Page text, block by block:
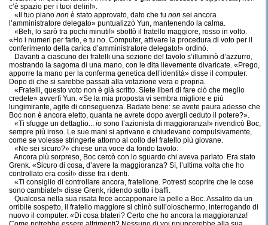
c’è spazio per i tuoi deliri!».
«Il tuo piano non è stato approvato, dato che tu non sei ancora
l’amministratore delegato» puntualizzò Yun, mantenendo la calma.
«Beh, lo sarò tra pochi minuti!» sbottò il fratello maggiore, rosso in volto.
«Ho i numeri per farlo, e tu no. Computer, attivare la procedura di voto per il
conferimento della carica d’amministratore delegato!» ordinò.
Davanti a ciascuno dei fratelli una sezione del tavolo s’illuminò d’azzurro,
mostrando la sagoma di una mano, con le dita lievemente divaricate. «Prego,
apporre la mano per la conferma genetica dell’identità» disse il computer.
Dopo di che si sarebbe passati alla votazione vera e propria.
«Fratelli, questo voto non è già scritto. Siete liberi di fare ciò che meglio
credete» avvertì Yun. «Se la mia proposta vi sembra migliore e più
lungimirante, agite di conseguenza. Badate bene: se avete paura adesso che
Boc non è ancora eletto, quanta ne avrete dopo avergli ceduto il potere?».
«Ti sfugge un dettaglio... io sono l’azionista di maggioranza!» rivendicò Boc,
sempre più iroso. Le sue mani si aprivano e chiudevano compulsivamente,
come se volesse stringerle attorno al collo del fratello più giovane.
«Ne sei sicuro?» chiese una voce da fondo tavolo.
Ancora più sorpreso, Boc cercò con lo sguardo chi aveva parlato. Era stato
Grenk. «Sicuro di cosa, d’avere la maggioranza? Sì, l’ultima volta che ho
controllato era così!» disse fra i denti.
«Ti consiglio di controllare ancora, fratellone. Potresti scoprire che le cose
sono cambiate!» disse Grenk, ridendo sotto i baffi.
Qualcosa nella sua risata fece accapponare la pelle a Boc. Assalito da un
orribile sospetto, il fratello maggiore si chinò sull’oloschermo, interrogando di
nuovo il computer. «Di cosa blateri? Certo che ho ancora la maggioranza!